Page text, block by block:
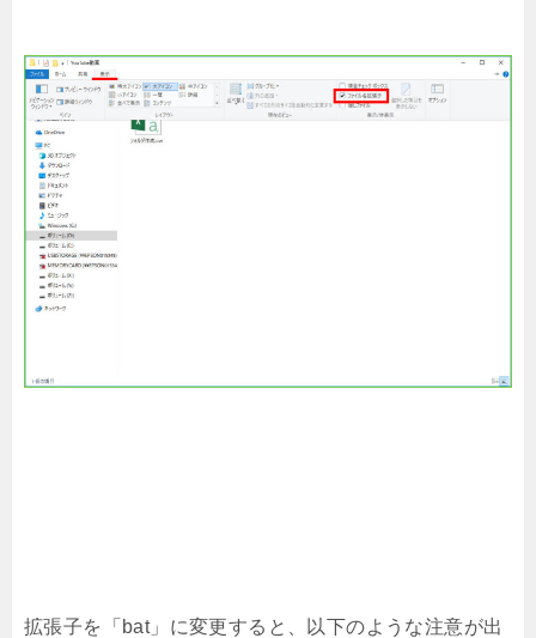
拡張子を「bat」に変更すると、以下のような注意が出